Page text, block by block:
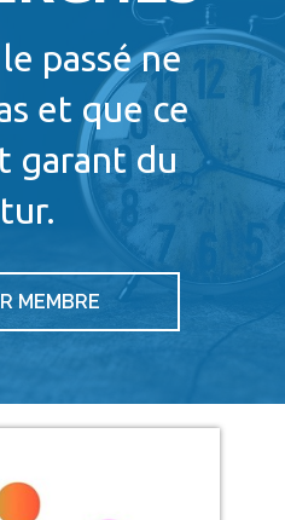
passé ne
et que ce
garant du
MEMBRE